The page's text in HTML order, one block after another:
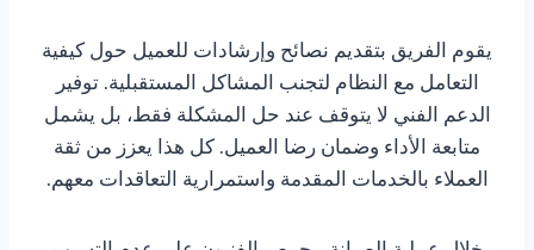
يقوم الفريق بتقديم نصائح وإرشادات للعميل حول كيفية
التعامل مع النظام لتجنب المشاكل المستقبلية. توفير
الدعم الفني لا يتوقف عند حل المشكلة فقط، بل يشمل
متابعة الأداء وضمان رضا العميل. كل هذا يعزز من ثقة
العملاء بالخدمات المقدمة واستمرارية التعاقدات معهم.